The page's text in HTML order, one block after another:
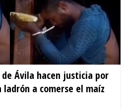
de Ávila hacen justicia por
a comerse el maíz